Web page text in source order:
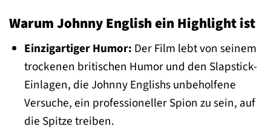
Warum Johnny English ein Highlight ist
Einzigartiger Humor: Der Film lebt von seinem
trockenen britischen Humor und den Slapstick-
Einlagen, die Johnny Englishs unbeholfene
Versuche, ein professioneller Spion zu sein, auf
die Spitze treiben.